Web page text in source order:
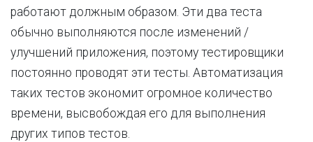
работают должным образом. Эти два теста
обычно выполняются после изменений /
улучшений приложения, поэтому тестировщики
постоянно проводят эти тесты. Автоматизация
таких тестов экономит огромное количество
времени, высвобождая его для выполнения
других типов тестов.